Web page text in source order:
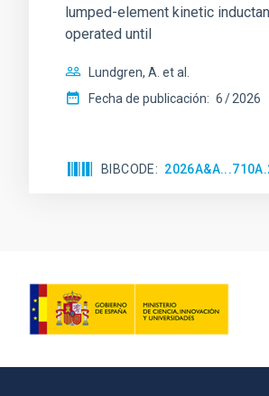
lumped-element kinetic
operated until
Lundgren, A. et al.
Fecha de publicación: 6 2026
BIBCODE